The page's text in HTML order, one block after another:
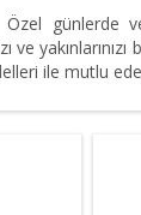
Özel günlerde
ve
ile mutlu